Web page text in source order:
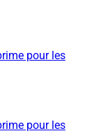
pour les
pour les